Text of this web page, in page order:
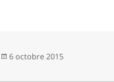
Publié
6 octobre 2015